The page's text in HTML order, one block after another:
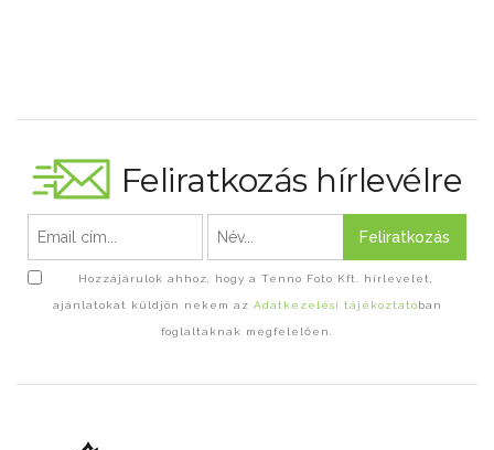
Feliratkozás hírlevélre
Feliratkozás
Hozzájárulok ahhoz, hogy a Tenno Foto Kft. hírlevelet,
ajánlatokat küldjön nekem az Adatkezelési tájékoztatóban
foglaltaknak megfelelően.